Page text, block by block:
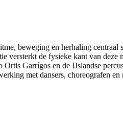
beweging en herhaling
de fysieke kant van deze
Ortis Garrígos en de IJslandse
met dansers, choreografen